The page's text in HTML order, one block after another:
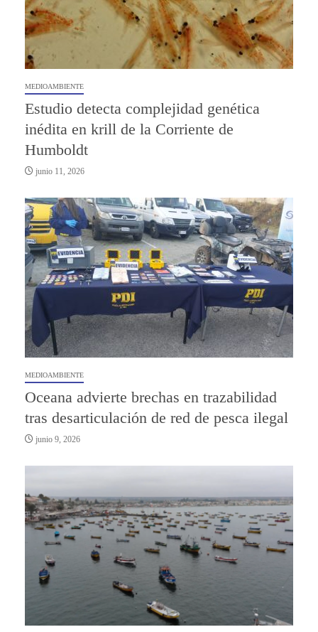
MEDIOAMBIENTE
Estudio detecta complejidad genética
inédita en krill de la Corriente de
Humboldt
junio 11, 2026
MEDIOAMBIENTE
Oceana advierte brechas en trazabilidad
tras desarticulación de red de pesca ilegal
junio 9, 2026